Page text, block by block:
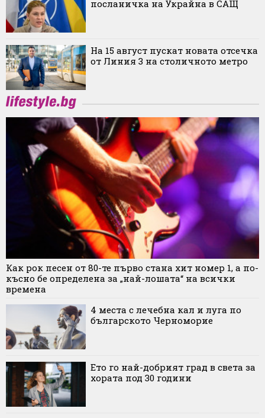
посланичка на Украйна в САЩ
На 15 август пускат новата отсечка
от Линия 3 на столичното метро
Как рок песен от 80-те първо стана хит номер 1, а по-
късно бе определена за „най-лошата“ на всички
времена
4 места с лечебна кал и луга по
българското Черноморие
Ето го най-добрият град в света за
хората под 30 години